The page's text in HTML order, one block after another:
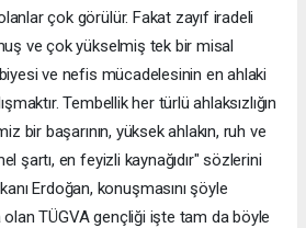
çok görülür. Fakat zayıf iradeli
ve çok yükselmiş tek bir misal
ve nefis mücadelesinin en ahlaki
Tembellik her türlü ahlaksızlığın
bir başarının, yüksek ahlakın, ruh ve
şartı, en feyizli kaynağıdır" sözlerini
Erdoğan, konuşmasını şöyle
TÜGVA gençliği işte tam da böyle